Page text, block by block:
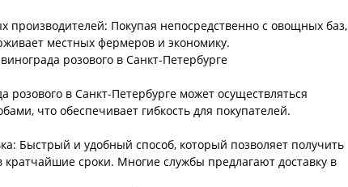
производителей: Покупая непосредственно с овощных баз,
местных фермеров и экономику.
розового в Санкт-Петербурге
розового в Санкт-Петербурге может осуществляться
что обеспечивает гибкость для покупателей.
Быстрый и удобный способ, который позволяет получить
кратчайшие сроки. Многие службы предлагают доставку в